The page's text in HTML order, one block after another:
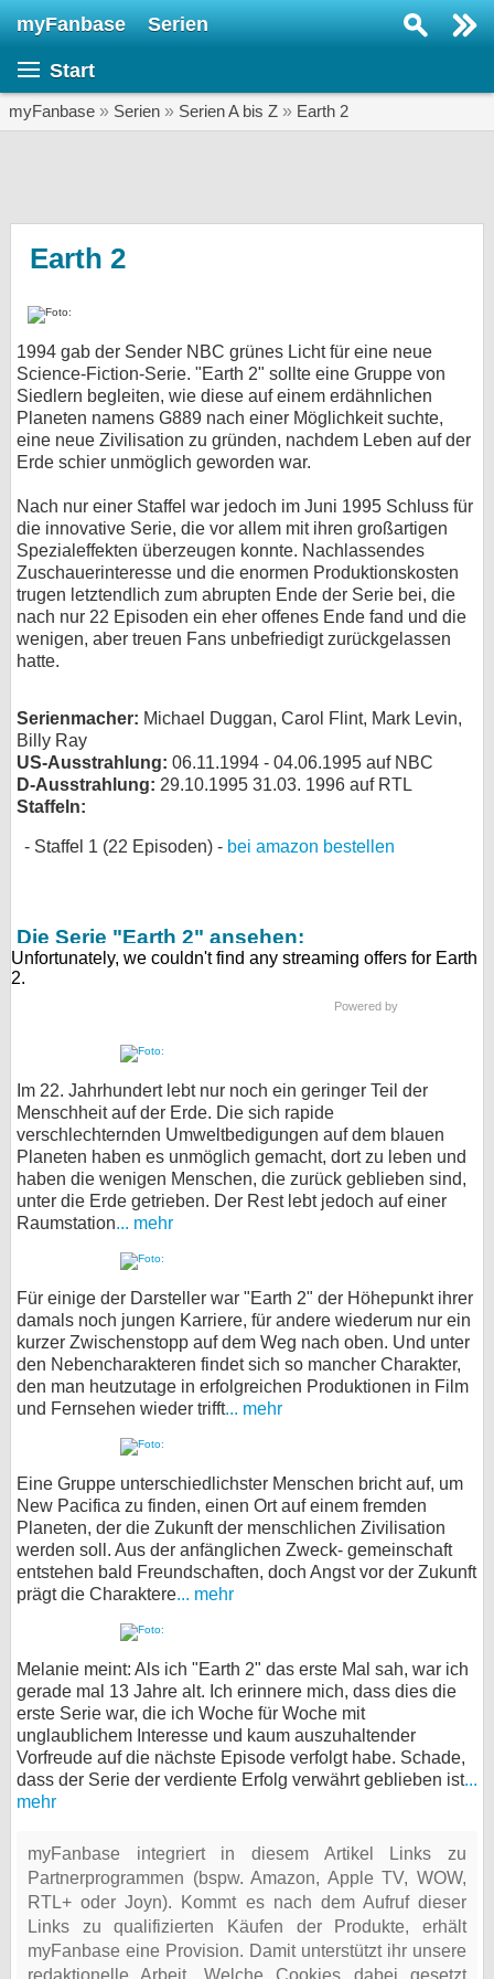
myFanbase Serien
Start
myFanbase » Serien » Serien A bis Z » Earth 2
Earth 2
1994 gab der Sender NBC grünes Licht für eine neue
Science-Fiction-Serie. "Earth 2" sollte eine Gruppe von
Siedlern begleiten, wie diese auf einem erdähnlichen
Planeten namens G889 nach einer Möglichkeit suchte,
eine neue Zivilisation zu gründen, nachdem Leben auf der
Erde schier unmöglich geworden war.
Nach nur einer Staffel war jedoch im Juni 1995 Schluss für
die innovative Serie, die vor allem mit ihren großartigen
Spezialeffekten überzeugen konnte. Nachlassendes
Zuschauerinteresse und die enormen Produktionskosten
trugen letztendlich zum abrupten Ende der Serie bei, die
nach nur 22 Episoden ein eher offenes Ende fand und die
wenigen, aber treuen Fans unbefriedigt zurückgelassen
hatte.
Serienmacher: Michael Duggan, Carol Flint, Mark Levin,
Billy Ray
US-Ausstrahlung: 06.11.1994 - 04.06.1995 auf NBC
D-Ausstrahlung: 29.10.1995 31.03. 1996 auf RTL
Staffeln:
Staffel 1 (22 Episoden) - bei amazon bestellen
Die Serie "Earth 2" ansehen:
Powered by
Im 22. Jahrhundert lebt nur noch ein geringer Teil der
Menschheit auf der Erde. Die sich rapide
verschlechternden Umweltbedigungen auf dem blauen
Planeten haben es unmöglich gemacht, dort zu leben und
haben die wenigen Menschen, die zurück geblieben sind,
unter die Erde getrieben. Der Rest lebt jedoch auf einer
Raumstation... mehr
Für einige der Darsteller war "Earth 2" der Höhepunkt ihrer
damals noch jungen Karriere, für andere wiederum nur ein
kurzer Zwischenstopp auf dem Weg nach oben. Und unter
den Nebencharakteren findet sich so mancher Charakter,
den man heutzutage in erfolgreichen Produktionen in Film
und Fernsehen wieder trifft... mehr
Eine Gruppe unterschiedlichster Menschen bricht auf, um
New Pacifica zu finden, einen Ort auf einem fremden
Planeten, der die Zukunft der menschlichen Zivilisation
werden soll. Aus der anfänglichen Zweck- gemeinschaft
entstehen bald Freundschaften, doch Angst vor der Zukunft
prägt die Charaktere... mehr
Melanie meint: Als ich "Earth 2" das erste Mal sah, war ich
gerade mal 13 Jahre alt. Ich erinnere mich, dass dies die
erste Serie war, die ich Woche für Woche mit
unglaublichem Interesse und kaum auszuhaltender
Vorfreude auf die nächste Episode verfolgt habe. Schade,
dass der Serie der verdiente Erfolg verwährt geblieben ist...
mehr
myFanbase integriert in diesem Artikel Links zu
Partnerprogrammen (bspw. Amazon, Apple TV, WOW,
RTL+ oder Joyn). Kommt es nach dem Aufruf dieser
Links zu qualifizierten Käufen der Produkte, erhält
myFanbase eine Provision. Damit unterstützt ihr unsere
redaktionelle Arbeit. Welche Cookies dabei gesetzt
SERIEN
Specials
SERVICE
Gewinnspiele
bei X
bei Facebook
Kontakt
Cookie-Einstellungen